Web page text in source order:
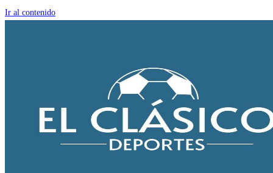
Ir al contenido